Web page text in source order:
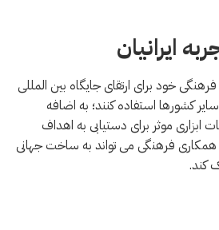
ایرانیان
خود برای ارتقای جایگاه بین المللی
کشورها استفاده کنند؛ به اضافه
ابزاری موثر برای دستیابی به اهداف
فرهنگی می تواند به ساخت جهانی
کند.